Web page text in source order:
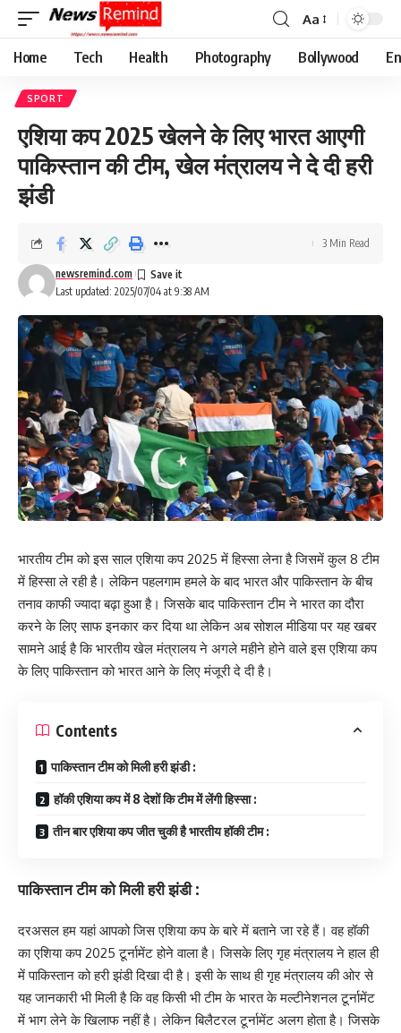
Font
Resizer
Aa
Home Tech Health Photography Bollywood
SPORT
एशिया कप 2025 खेलने के लिए भारत आएगी
पाकिस्तान की टीम, खेल मंत्रालय ने दे दी हरी
झंडी
Last updated: 2025/07/04 at 9:38 AM
newsremind.com
3 Min Read
भारतीय टीम को इस साल एशिया कप 2025 में हिस्सा लेना है जिसमें कुल 8 टीम
में हिस्सा ले रही है। लेकिन पहलगाम हमले के बाद भारत और पाकिस्तान के बीच
तनाव काफी ज्यादा बढ़ा हुआ है। जिसके बाद पाकिस्तान टीम ने भारत का दौरा
करने के लिए साफ इनकार कर दिया था लेकिन अब सोशल मीडिया पर यह खबर
सामने आई है कि भारतीय खेल मंत्रालय ने अगले महीने होने वाले इस एशिया कप
के लिए पाकिस्तान को भारत आने के लिए मंजूरी दे दी है।
Contents
पाकिस्तान टीम को मिली हरी झंडी :
हॉकी एशिया कप में 8 देशों कि टीम में लेंगी हिस्सा :
तीन बार एशिया कप जीत चुकी है भारतीय हॉकी टीम :
पाकिस्तान टीम को मिली हरी झंडी :
दरअसल हम यहां आपको जिस एशिया कप के बारे में बताने जा रहे हैं। वह हॉकी
का एशिया कप 2025 टूर्नामेंट होने वाला है। जिसके लिए गृह मंत्रालय ने हाल ही
में पाकिस्तान को हरी झंडी दिखा दी है। इसी के साथ ही गृह मंत्रालय की ओर से
यह जानकारी भी मिली है कि वह किसी भी टीम के भारत के मल्टीनेशनल टूर्नामेंट
में भाग लेने के खिलाफ नहीं है। लेकिन बिलैटरल टूर्नामेंट अलग होता है। जिसके